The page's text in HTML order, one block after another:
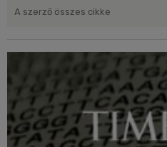
A szerző összes cikke